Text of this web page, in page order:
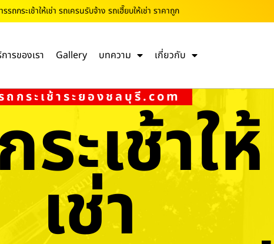
กระเช้าให้เช่า รถเครนรับจ้าง รถเฮี๊ยบให้เช่า ราคาถูก
ารของเรา Gallery บทความ เกี่ยวกับ
ถกระเช้าระยองชลบุรี.com
ะเช้าให้
เช่า